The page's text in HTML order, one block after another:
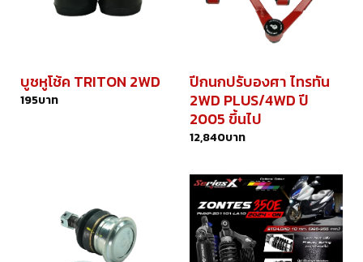
บูชหูโช้ค TRITON 2WD
195บาท
ปีกนกปรับองศา ไทรทัน
2WD PLUS/4WD ปี
2005 ขึ้นไป
12,840บาท